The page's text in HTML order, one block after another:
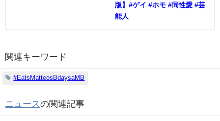
版】#ゲイ #ホモ #同性愛 #芸
能人
関連キーワード
#EatsMatteosBdaysaMB
ニュースの関連記事